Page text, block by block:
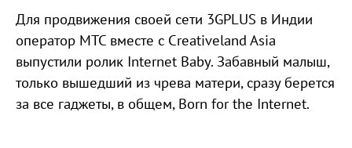
Для продвижения своей сети 3GPLUS в Индии
оператор МТС вместе с Creativeland Asia
выпустили ролик Internet Baby. Забавный малыш,
только вышедший из чрева матери, сразу берется
за все гаджеты, в общем, Born for the Internet.